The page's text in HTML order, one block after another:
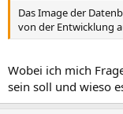
Das Image der
von der Entwicklung
Wobei ich mich
sein soll und wieso